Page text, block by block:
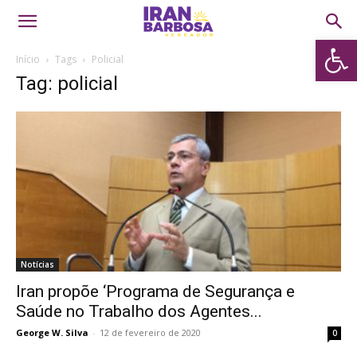
Abrir
Início Tags Policial
Tag: policial
Notícias
Iran propõe ‘Programa de Segurança e
Saúde no Trabalho dos Agentes...
George W. Silva - 12 de fevereiro de 2020 0